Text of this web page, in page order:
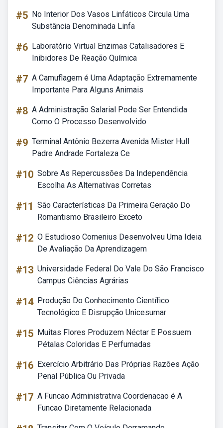
#5 No Interior Dos Vasos Linfáticos Circula Uma
Substância Denominada Linfa
#6 Laboratório Virtual Enzimas Catalisadores E
Inibidores De Reação Química
#7 A Camuflagem é Uma Adaptação Extremamente
Importante Para Alguns Animais
#8 A Administração Salarial Pode Ser Entendida
Como O Processo Desenvolvido
#9 Terminal Antônio Bezerra Avenida Mister Hull
Padre Andrade Fortaleza Ce
#10 Sobre As Repercussões Da Independência
Escolha As Alternativas Corretas
#11 São Características Da Primeira Geração Do
Romantismo Brasileiro Exceto
#12 O Estudioso Comenius Desenvolveu Uma Ideia
De Avaliação Da Aprendizagem
#13 Universidade Federal Do Vale Do São Francisco
Campus Ciências Agrárias
#14 Produção Do Conhecimento Científico
Tecnológico E Disrupção Unicesumar
#15 Muitas Flores Produzem Néctar E Possuem
Pétalas Coloridas E Perfumadas
#16 Exercício Arbitrário Das Próprias Razões Ação
Penal Pública Ou Privada
#17 A Funcao Administrativa Coordenacao é A
Funcao Diretamente Relacionada